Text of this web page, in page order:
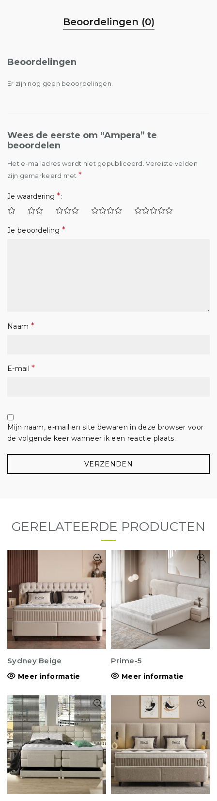
Beoordelingen (0)
Beoordelingen
Er zijn nog geen beoordelingen.
Wees de eerste om “Ampera” te
beoordelen
Het e-mailadres wordt niet gepubliceerd. Vereiste velden
zijn gemarkeerd met*
Je waardering *
Je beoordeling *
Naam *
E-mail*
Mijn naam, e-mail en site bewaren in deze browser voor
de volgende keer wanneer ik een reactie plaats.
GERELATEERDE PRODUCTEN
Sydney Beige
Meer informatie
Prime-5
Meer informatie